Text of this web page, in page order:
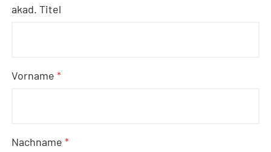
akad. Titel
Vorname*
Nachname*